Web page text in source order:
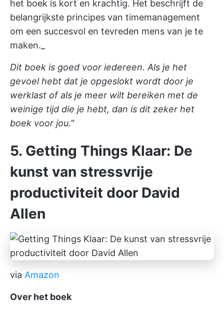
het boek is kort en krachtig. Het beschrijft de
belangrijkste principes van timemanagement
om een succesvol en tevreden mens van je te
maken._
Dit boek is goed voor iedereen. Als je het
gevoel hebt dat je opgeslokt wordt door je
werklast of als je meer wilt bereiken met de
weinige tijd die je hebt, dan is dit zeker het
boek voor jou."
5. Getting Things Klaar: De
kunst van stressvrije
productiviteit door David
Allen
via Amazon
Over het boek